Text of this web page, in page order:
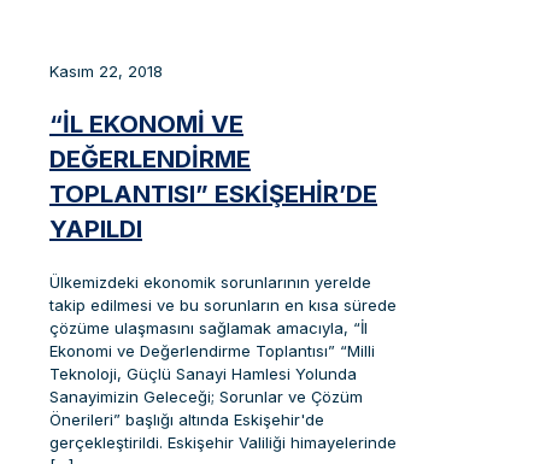
Kasım 22, 2018
“İL EKONOMİ VE
DEĞERLENDİRME
TOPLANTISI” ESKİŞEHİR’DE
YAPILDI
Ülkemizdeki ekonomik sorunlarının yerelde
takip edilmesi ve bu sorunların en kısa sürede
çözüme ulaşmasını sağlamak amacıyla, “İl
Ekonomi ve Değerlendirme Toplantısı” “Milli
Teknoloji, Güçlü Sanayi Hamlesi Yolunda
Sanayimizin Geleceği; Sorunlar ve Çözüm
Önerileri” başlığı altında Eskişehir'de
gerçekleştirildi. Eskişehir Valiliği himayelerinde